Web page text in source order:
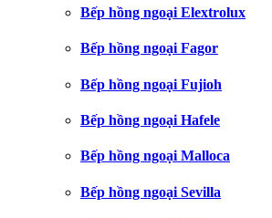
Bếp hồng ngoại Elextrolux
Bếp hồng ngoại Fagor
Bếp hồng ngoại Fujioh
Bếp hồng ngoại Hafele
Bếp hồng ngoại Malloca
Bếp hồng ngoại Sevilla